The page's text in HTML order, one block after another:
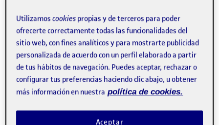
Utilizamoscookies propias y de terceros para poder
ofrecerte correctamente todas las funcionalidades del
sitio web, con fines analíticos y para mostrarte publicidad
personalizada de acuerdo con un perfil elaborado a partir
de tus hábitos de navegación. Puedes aceptar, rechazar o
configurar tus preferencias haciendo clic abajo, u obtener
más información en nuestra política de cookies.
Aceptar